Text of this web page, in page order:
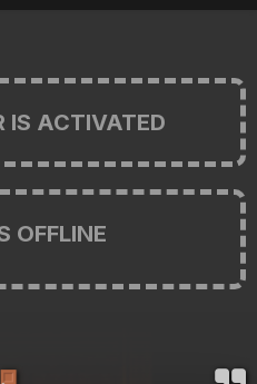
IS ACTIVATED
OFFLINE